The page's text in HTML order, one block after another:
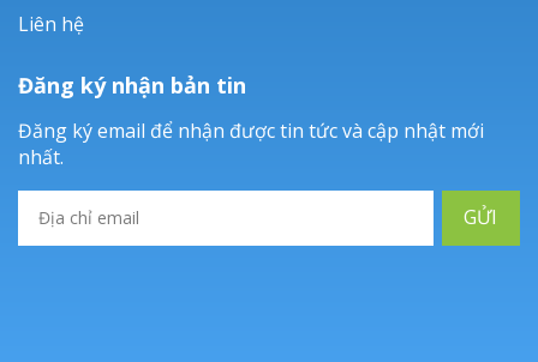
Liên hệ
Đăng ký nhận bản tin
Đăng ký email để nhận được tin tức và cập nhật mới
nhất.
GỬI